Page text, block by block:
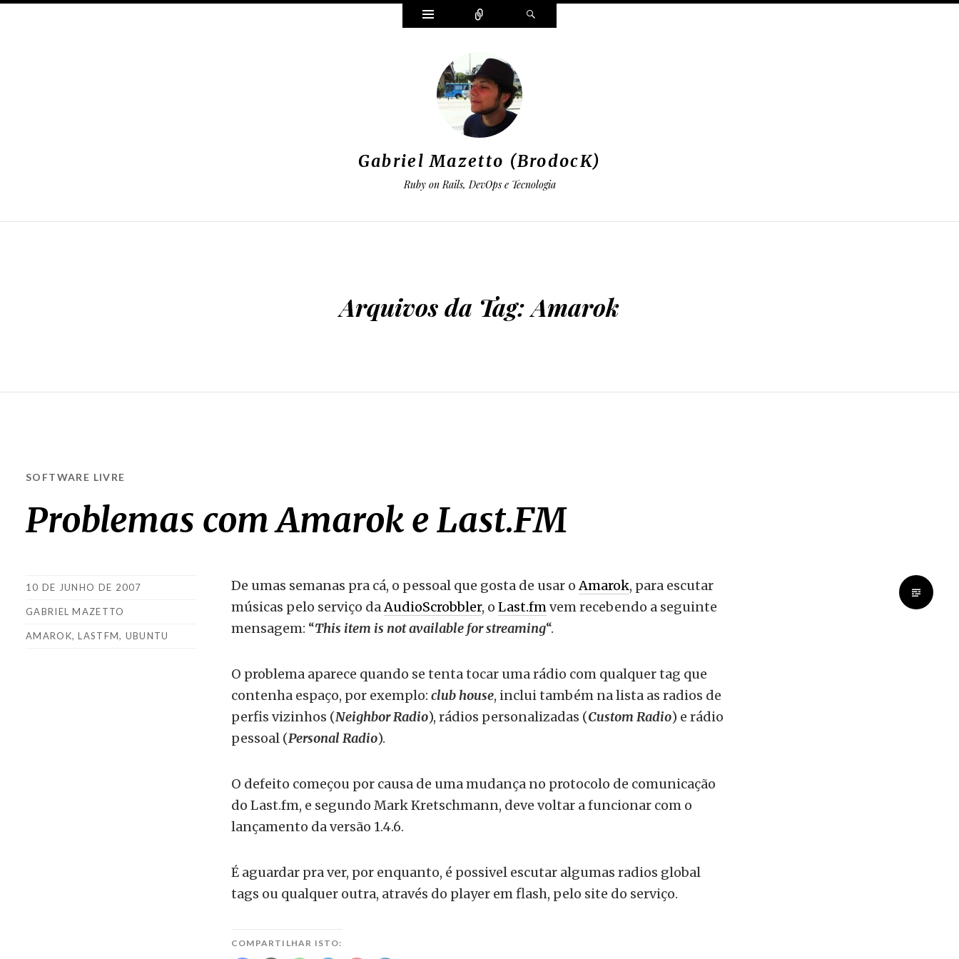
Widgets Conectar
Gabriel Mazetto (BrodocK)
Ruby on Rails, DevOps e Tecnologia
Arquivos da Tag:Amarok
SOFTWARE LIVRE
Problemas com Amarok e Last.FM
10 DE JUNHO DE 2007
GABRIEL MAZETTO
AMAROK,LASTFM, UBUNTU
De umas semanas pra cá, o pessoal que gosta de usar oAmarok, para escutar
músicas pelo serviço daAudioScrobbler, o Last.fmvem recebendo a seguinte
mensagem: “This item is not available for streaming“.
O problema aparece quando se tenta tocar uma rádio com qualquer tag que
contenha espaço, por exemplo: club house, inclui também na lista as radios de
perfis vizinhos (Neighbor Radio), rádios personalizadas (Custom Radio) e rádio
pessoal (Personal Radio).
O defeito começou por causa de uma mudança no protocolo de comunicação
do Last.fm, e segundo Mark Kretschmann, deve voltar a funcionar com o
lançamento da versão 1.4.6.
É aguardar pra ver, por enquanto, é possivel escutar algumas radios global
tags ou qualquer outra, através do player em flash, pelo site do serviço.
COMPARTILHAR ISTO: